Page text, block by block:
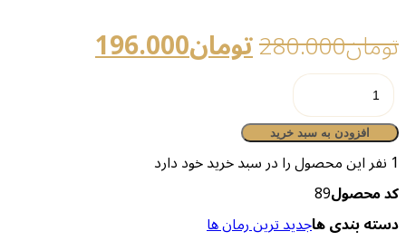
تومان280.000تومان196.000
ناخودآگاه
عدد
افزودن به سبد خرید
1 نفر این محصول را در سبد خرید خود دارد
کد محصول89
دسته بندی هاجدید ترین رمان ها